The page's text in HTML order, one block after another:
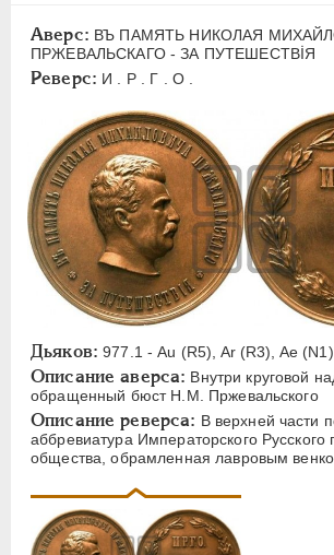
Аверс: ВЪ ПАМЯТЬ НИКОЛАЯ
ПРЖЕВАЛЬСКАГО - ЗА ПУТЕШЕСТВİЯ
Реверс: И . Р . Г . О .
Дьяков: 977.1 - Au (R5), Ar (R3), Ae (N1)
Описание аверса: Внутри круговой
обращенный бюст H.M. Пржевальского
Описание реверса: В верхней части
аббревиатура Императорского Русского
общества, обрамленная лавровым
ПЕТР III 1762-1762
ЕКАТЕРИНА II 1762-1796
1796-1801
АЛЕКСАНДР I 1801-1825
НИКОЛАЙ I 1826-1855
АЛЕКСАНДР II 1855-1881
АЛЕКСАНДР III 1881-1894
Латинская надпись
E F J
R S T V W X
Русская надпись
А Б В Г Д Е З
Х Э